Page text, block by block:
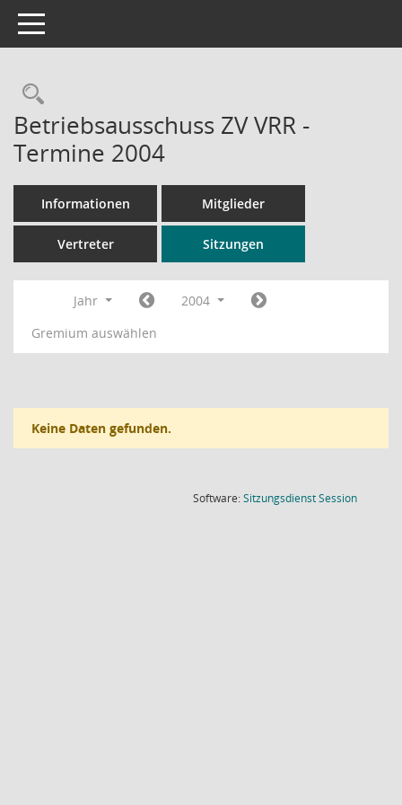
Toggle navigation
Rechercheauswahl
Betriebsausschuss ZV VRR -
Termine 2004
Informationen Mitglieder
Vertreter Sitzungen
Jahr
2004
Gremium auswählen
Keine Daten gefunden.
Software:SitzungsdienstSession(Wird in